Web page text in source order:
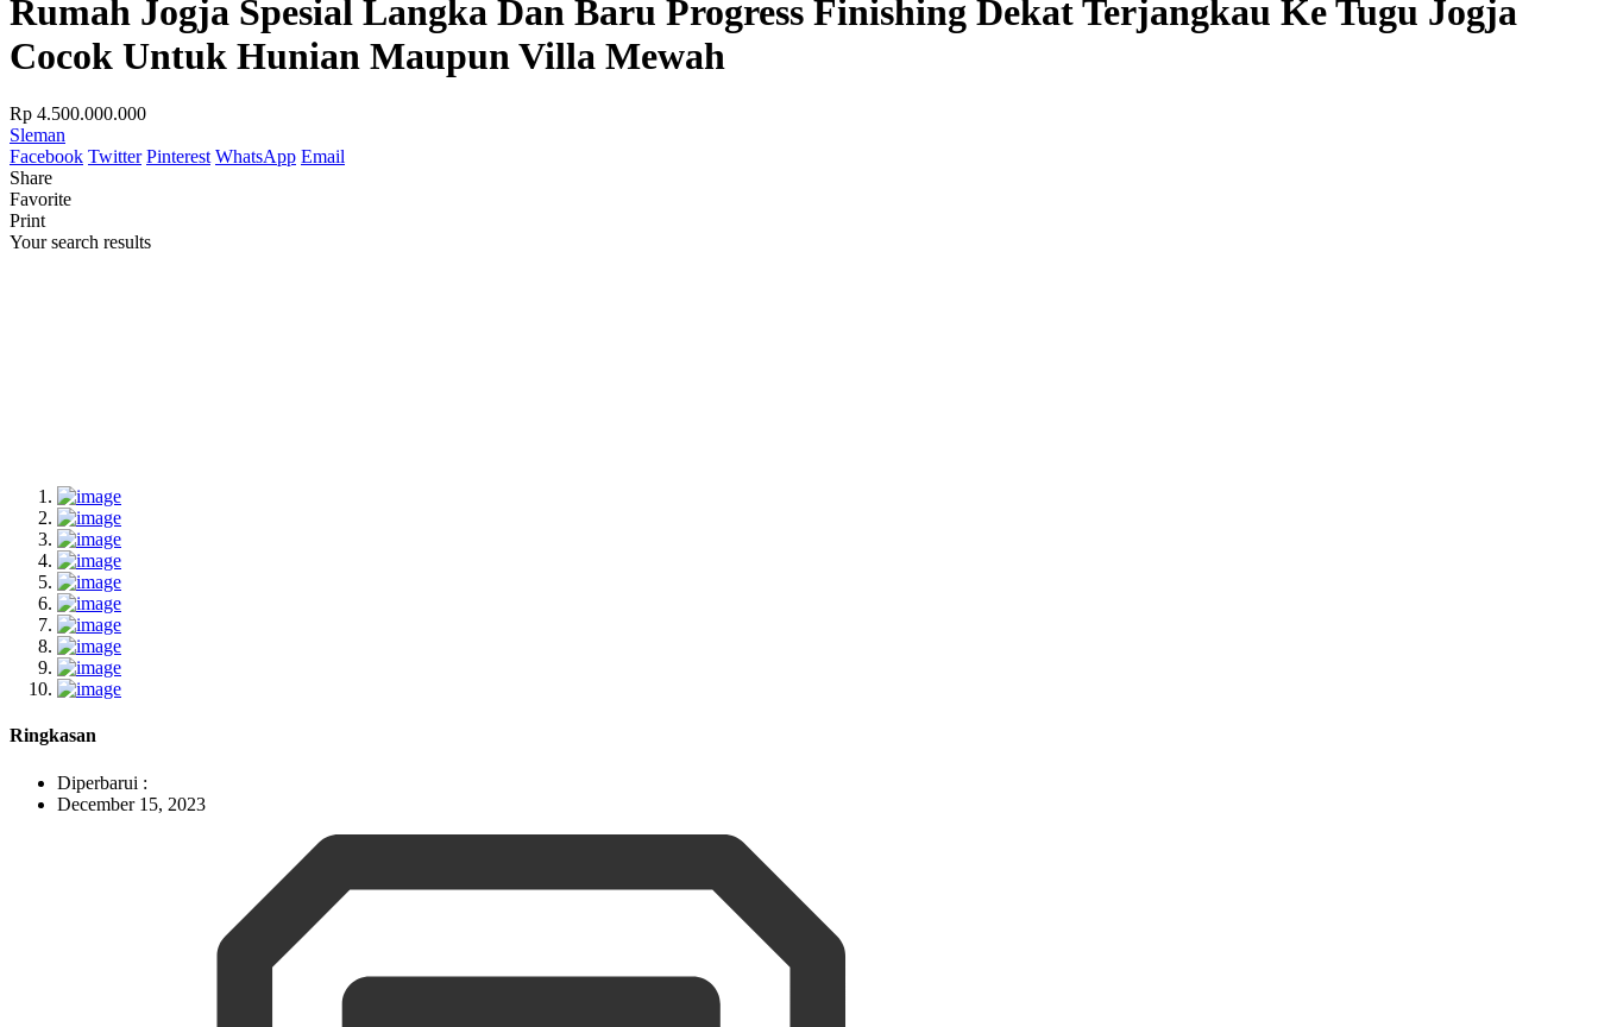
Rumah Jogja Spesial Langka Dan Baru Progress Finishing Dekat Terjangkau Ke Tugu Jogja
Cocok Untuk Hunian Maupun Villa Mewah
Rp 4.500.000.000
Sleman
Facebook Twitter Pinterest WhatsApp Email
Share
Favorite
Print
Your search results
Ringkasan
Diperbarui :
December 15, 2023